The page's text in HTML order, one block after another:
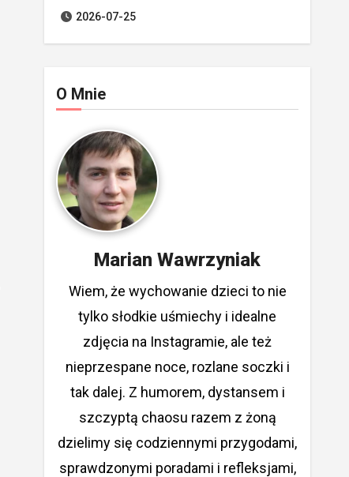
2026-07-25
O Mnie
Marian Wawrzyniak
Wiem, że wychowanie dzieci to nie
tylko słodkie uśmiechy i idealne
zdjęcia na Instagramie, ale też
nieprzespane noce, rozlane soczki i
tak dalej. Z humorem, dystansem i
szczyptą chaosu razem z żoną
dzielimy się codziennymi przygodami,
sprawdzonymi poradami i refleksjami,